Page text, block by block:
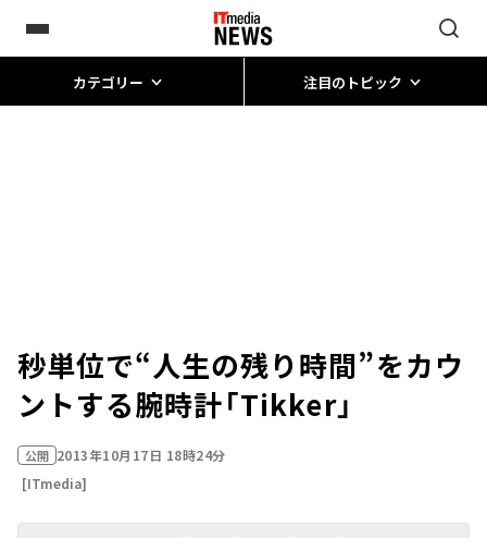
カテゴリー 注目のトピック
秒単位で“人生の残り時間”をカウ
ントする腕時計「Tikker」
公開 2013年10月17日 18時24分
[ITmedia]